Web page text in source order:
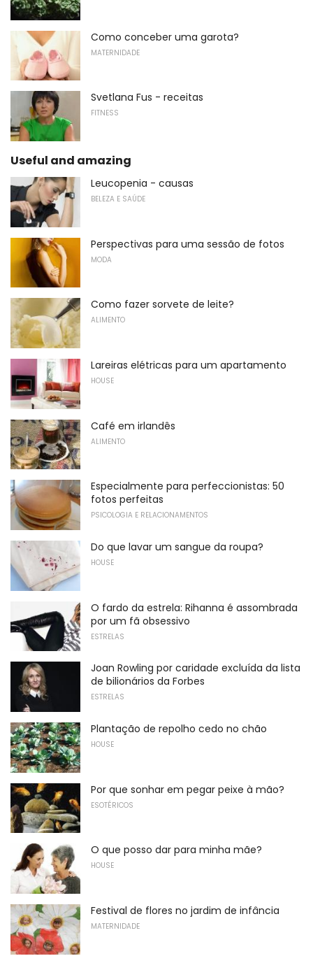
Como conceber uma garota?
MATERNIDADE
Svetlana Fus - receitas
FITNESS
Useful and amazing
Leucopenia - causas
BELEZA E SAÚDE
Perspectivas para uma sessão de fotos
MODA
Como fazer sorvete de leite?
ALIMENTO
Lareiras elétricas para um apartamento
HOUSE
Café em irlandês
ALIMENTO
Especialmente para perfeccionistas: 50
fotos perfeitas
PSICOLOGIA E RELACIONAMENTOS
Do que lavar um sangue da roupa?
HOUSE
O fardo da estrela: Rihanna é assombrada
por um fã obsessivo
ESTRELAS
Joan Rowling por caridade excluída da lista
de bilionários da Forbes
ESTRELAS
Plantação de repolho cedo no chão
HOUSE
Por que sonhar em pegar peixe à mão?
ESOTÉRICOS
O que posso dar para minha mãe?
HOUSE
Festival de flores no jardim de infância
MATERNIDADE